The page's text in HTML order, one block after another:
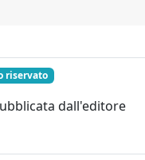
riservato
dall'editore